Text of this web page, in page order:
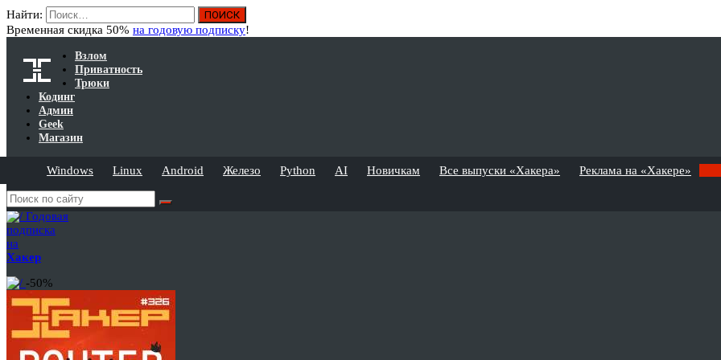
Найти:
Временная скидка 50% на годовую подписку!
Взлом
Приватность
Трюки
Кодинг
Админ
Geek
Магазин
Windows Linux Android Железо Python AI Новичкам Все выпуски «Хакера» Реклама на «Хакере»
Годовая
подписка
на
Хакер
-50%